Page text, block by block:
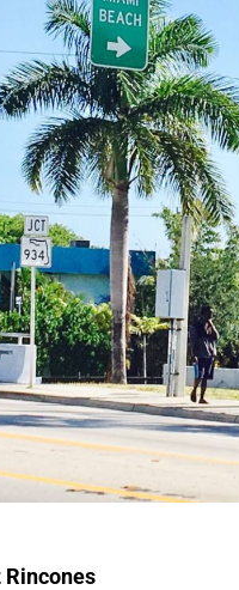
Rincones